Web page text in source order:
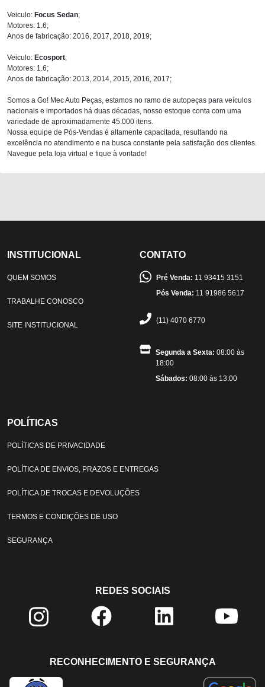
Veiculo: Focus Sedan;
Motores: 1.6;
Anos de fabricação: 2016, 2017, 2018, 2019;
Veiculo: Ecosport;
Motores: 1.6;
Anos de fabricação: 2013, 2014, 2015, 2016, 2017;
Somos a Go! Mec Auto Peças, estamos no ramo de autopeças para veículos
nacionais e importados há duas décadas, nosso estoque conta com uma
variedade de aproximadamente 45.000 itens.
Nossa equipe de Pós-Vendas é altamente capacitada, resultando na
excelência no atendimento e na busca constante pela satisfação dos clientes.
Navegue pela loja virtual e fique à vontade!
INSTITUCIONAL
QUEM SOMOS
TRABALHE CONOSCO
SITE INSTITUCIONAL
CONTATO
Pré Venda: 11 93415 3151
Pós Venda: 11 91986 5617
(11) 4070 6770
Segunda a Sexta: 08:00 às
18:00
Sábados: 08:00 às 13:00
POLÍTICAS
POLÍTICAS DE PRIVACIDADE
POLÍTICA DE ENVIOS, PRAZOS E ENTREGAS
POLÍTICA DE TROCAS E DEVOLUÇÕES
TERMOS E CONDIÇÕES DE USO
SEGURANÇA
REDES SOCIAIS
RECONHECIMENTO E SEGURANÇA